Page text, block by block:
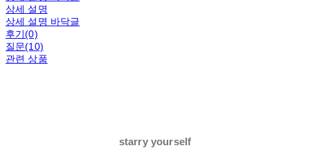
상세 설명
상세 설명 바닥글
후기(0)
질문(10)
관련 상품
starry yourself